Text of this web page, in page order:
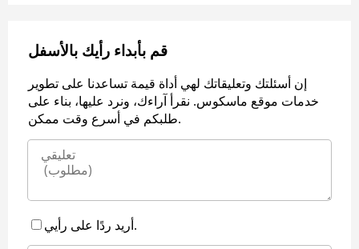
قم بأبداء رأيك بالأسفل
إن أسئلتك وتعليقاتك لهي أداة قيمة تساعدنا على تطوير
خدمات موقع ماسكوس. نقرأ آراءك، ونرد عليها، بناء على
طلبكم في أسرع وقت ممكن.
أريد ردًا على رأيي.